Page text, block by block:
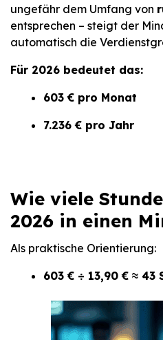
ungefähr dem Umfang von
entsprechen – steigt der
automatisch die
Für 2026 bedeutet das:
603 € pro Monat
7.236 € pro Jahr
Wie viele
2026 in einen
Als praktische Orientierung:
603 € ÷ 13,90 € ≈